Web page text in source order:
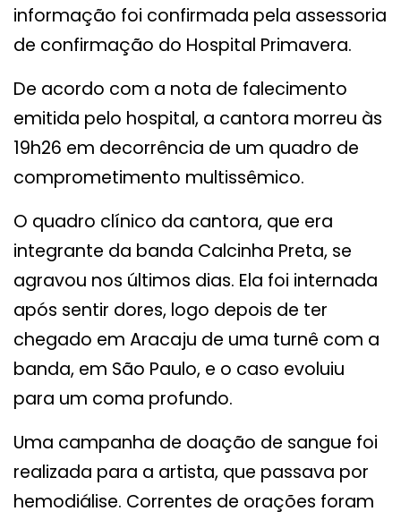
informação foi confirmada pela assessoria
de confirmação do Hospital Primavera.
De acordo com a nota de falecimento
emitida pelo hospital, a cantora morreu às
19h26 em decorrência de um quadro de
comprometimento multissêmico.
O quadro clínico da cantora, que era
integrante da banda Calcinha Preta, se
agravou nos últimos dias. Ela foi internada
após sentir dores, logo depois de ter
chegado em Aracaju de uma turnê com a
banda, em São Paulo, e o caso evoluiu
para um coma profundo.
Uma campanha de doação de sangue foi
realizada para a artista, que passava por
hemodiálise. Correntes de orações foram